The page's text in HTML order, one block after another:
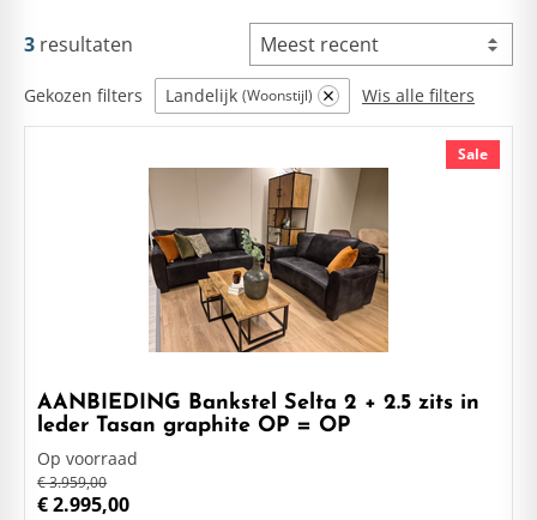
3 resultaten Meest recent
Gekozen filters Landelijk Woonstijl Wis alle filters
Sale
AANBIEDING Bankstel Selta 2 + 2.5 zits in
leder Tasan graphite OP = OP
Op voorraad
€ 3.959,00
€ 2.995,00